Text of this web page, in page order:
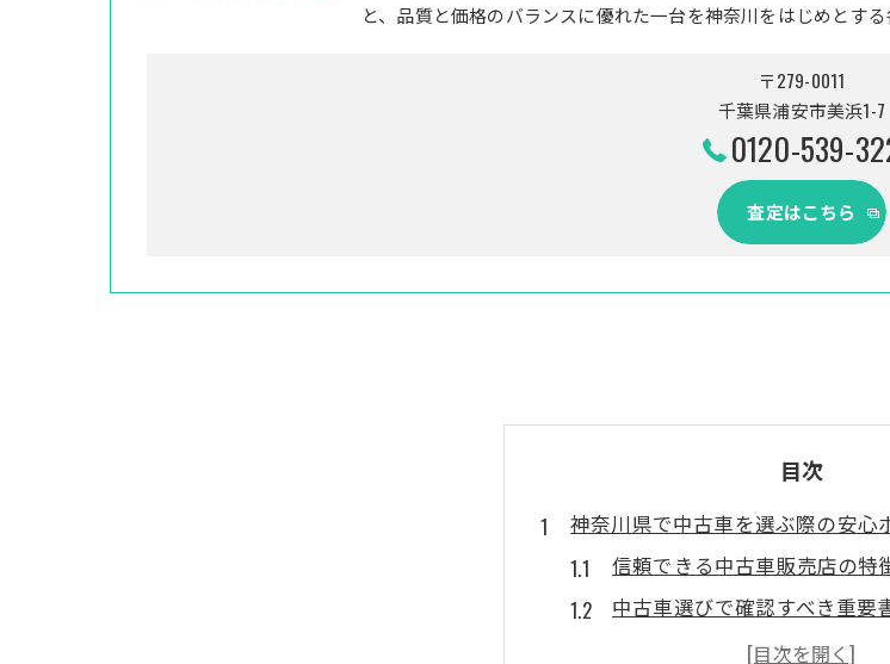
と、品質と価格のバランスに優れた一台を神奈川をはじめとす
〒279-0011
千葉県浦安市美浜1-7
0120-539-
査定はこちら
目次
神奈川県で中古車を選ぶ際の安心
信頼できる中古車販売店の特
中古車選びで確認すべき重要
試乗時に注意するべきポイント